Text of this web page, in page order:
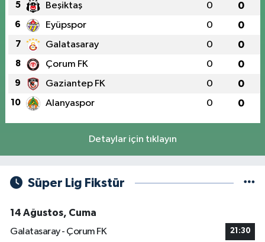
5 Beşiktaş 0 0
6 Eyüpspor 0 0
7 Galatasaray 0 0
8 Çorum FK 0 0
9 Gaziantep FK 0 0
10 Alanyaspor 0 0
Detaylar için tıklayın
Süper Lig Fikstür
14 Ağustos, Cuma
Galatasaray - Çorum FK
21:30